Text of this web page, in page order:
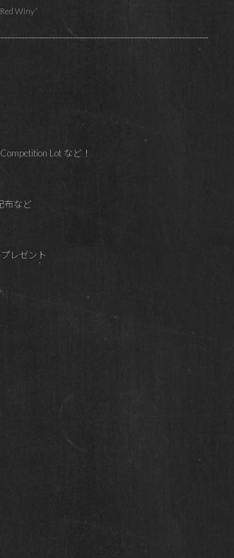
Winy”
Lot など！
布など
レゼント